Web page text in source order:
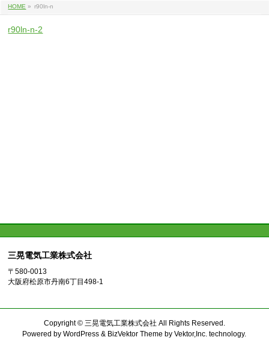
HOME » r90ln-n
r90ln-n-2
三晃電気工業株式会社
〒580-0013
大阪府松原市丹南6丁目498-1
Copyright © 三晃電気工業株式会社 All Rights Reserved.
Powered byWordPress & BizVektor Theme byVektor,Inc. technology.